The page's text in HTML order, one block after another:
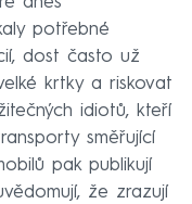
potřebné
dost často už
krtky a riskovat
idiotů, kteří
směřující
pak publikují
že zrazují